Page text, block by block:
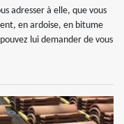
adresser à elle, que vous
en ardoise, en bitume
lui demander de vous